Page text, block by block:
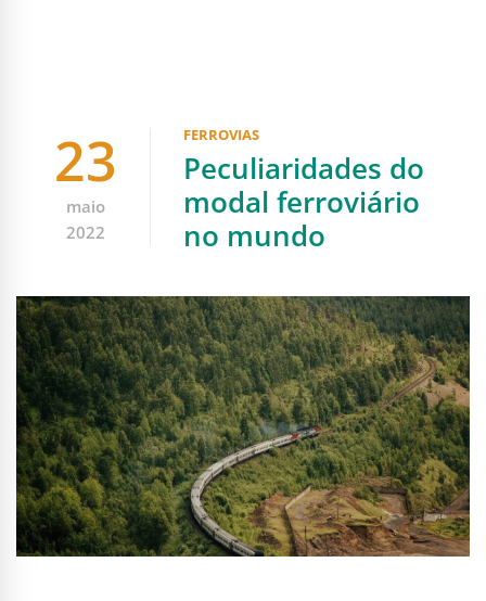
23
maio
2022
FERROVIAS
Peculiaridades do
modal ferroviário
no mundo